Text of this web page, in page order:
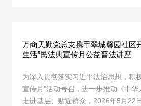
万商天勤党总支携手翠城馨园社区
生活”民法典宣传月公益普法讲座
为深入贯彻落实习近平法治思想，积
宣传月”活动号召，进一步推动‌《中华
走进基层、贴近群众，2026年5月22